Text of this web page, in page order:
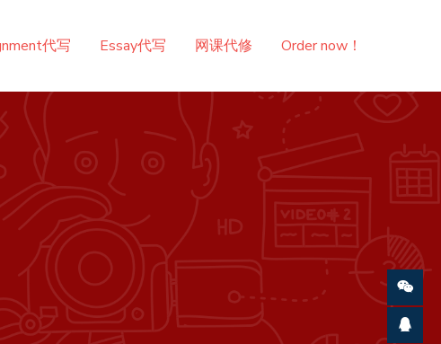
代写 Essay代写 网课代修 Order now！